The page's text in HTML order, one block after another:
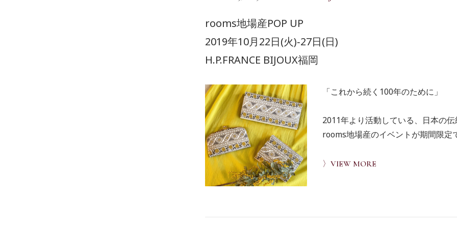
rooms地場産POP UP
2019年10月22日(火)‐27日(日)
H.P.FRANCE BIJOUX福岡
「これから続く100年のために」
2011年より活動している、日本の
rooms地場産のイベントが期間限定
〉VIEW MORE